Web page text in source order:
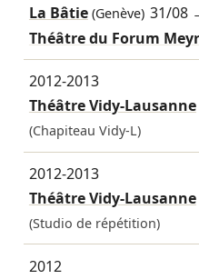
La Bâtie(Genève) 31/08
Théâtre du Forum
2012-2013
Théâtre Vidy-Lausanne
(Chapiteau Vidy-L)
2012-2013
Théâtre Vidy-Lausanne
(Studio de répétition)
2012